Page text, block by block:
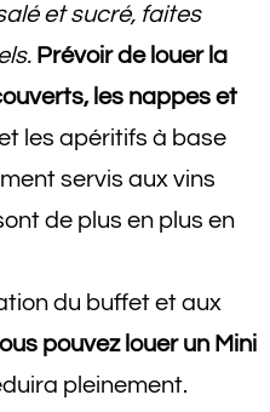
et sucré, faites
Prévoir de louer la
les nappes et
les apéritifs à base
servis aux vins
de plus en plus en
du buffet et aux
pouvez louer un Mini
pleinement.